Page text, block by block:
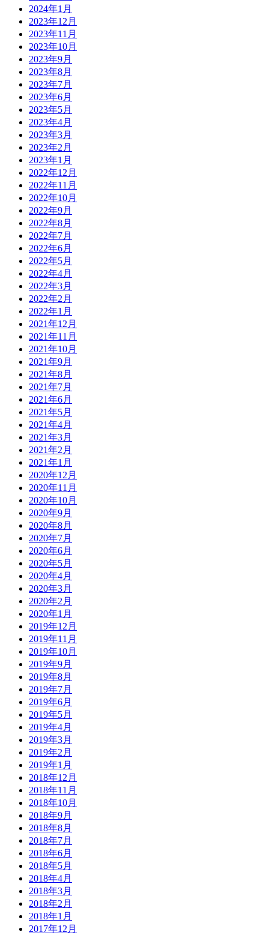
2024年1月
2023年12月
2023年11月
2023年10月
2023年9月
2023年8月
2023年7月
2023年6月
2023年5月
2023年4月
2023年3月
2023年2月
2023年1月
2022年12月
2022年11月
2022年10月
2022年9月
2022年8月
2022年7月
2022年6月
2022年5月
2022年4月
2022年3月
2022年2月
2022年1月
2021年12月
2021年11月
2021年10月
2021年9月
2021年8月
2021年7月
2021年6月
2021年5月
2021年4月
2021年3月
2021年2月
2021年1月
2020年12月
2020年11月
2020年10月
2020年9月
2020年8月
2020年7月
2020年6月
2020年5月
2020年4月
2020年3月
2020年2月
2020年1月
2019年12月
2019年11月
2019年10月
2019年9月
2019年8月
2019年7月
2019年6月
2019年5月
2019年4月
2019年3月
2019年2月
2019年1月
2018年12月
2018年11月
2018年10月
2018年9月
2018年8月
2018年7月
2018年6月
2018年5月
2018年4月
2018年3月
2018年2月
2018年1月
2017年12月